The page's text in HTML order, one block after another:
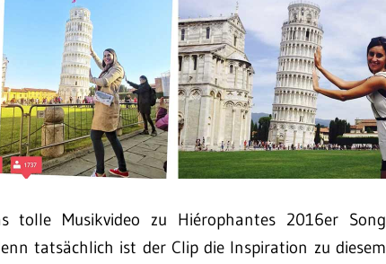
Musikvideo zu Hiérophantes 2016er Song
tatsächlich ist der Clip die Inspiration zu diesem